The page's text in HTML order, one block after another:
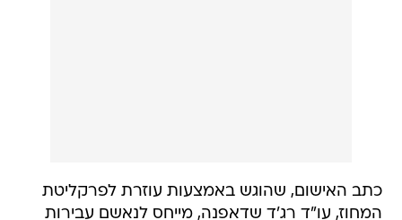
כתב האישום, שהוגש באמצעות עוזרת לפרקליטת
המחוז, עו"ד רג'ד שדאפנה, מייחס לנאשם עבירות